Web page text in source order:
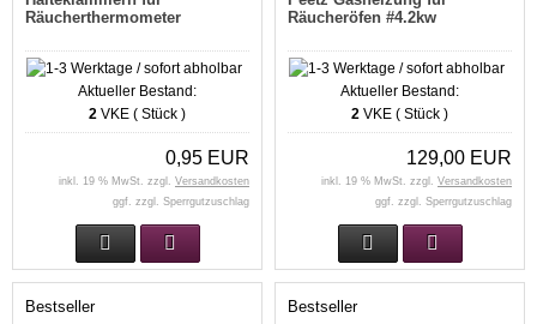
Räucherthermometer
Aktueller Bestand:
2 VKE ( Stück )
0,95 EUR
inkl. 19 % MwSt. zzgl. Versandkosten
ggf. zzgl. Sperrgutzuschlag
Räucheröfen #4.2kw
Aktueller Bestand:
2 VKE ( Stück )
129,00 EUR
inkl. 19 % MwSt. zzgl. Versandkosten
ggf. zzgl. Sperrgutzuschlag
Bestseller Bestseller